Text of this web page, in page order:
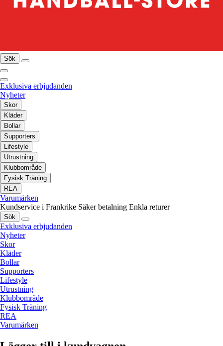
Sök
Exklusiva erbjudanden
Nyheter
Skor
Kläder
Bollar
Supporters
Lifestyle
Utrustning
Klubbområde
Fysisk Träning
REA
Varumärken
Kundservice i Frankrike Säker betalning Enkla returer
Sök
Exklusiva erbjudanden
Nyheter
Skor
Kläder
Bollar
Supporters
Lifestyle
Utrustning
Klubbområde
Fysisk Träning
REA
Varumärken